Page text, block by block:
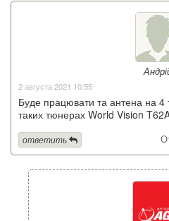
2 августа 2021 10:55
Буде працювати та антена на 4
таких тюнерах World Vision
ответить